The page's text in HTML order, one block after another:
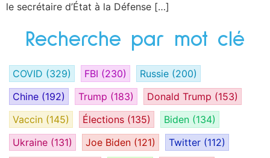
le secrétaire d’État à la Défense […]
Recherche par mot clé
COVID (329) FBI (230) Russie (200)
Chine (192) Trump (183) Donald Trump (153)
Vaccin (145) Élections (135) Biden (134)
Ukraine (131) Joe Biden (121) Twitter (112)